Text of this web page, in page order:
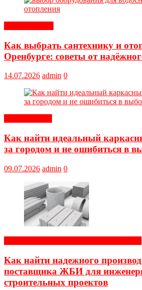
Как выбрать сантехнику и
Оренбурге: советы от
14.07.2026 admin 0
Как найти идеальный
за городом и не ошибиться в
09.07.2026 admin 0
Как найти надежного
поставщика ЖБИ для
строительных проектов